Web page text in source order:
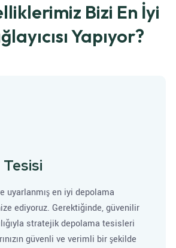
Bizi En İyi
Yapıyor?
uyarlanmış en iyi depolama
ediyoruz. Gerektiğinde, güvenilir
stratejik depolama tesisleri
güvenli ve verimli bir şekilde